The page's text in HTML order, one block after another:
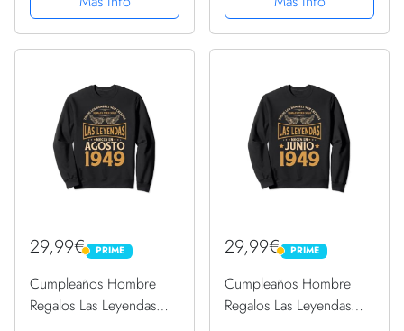
29,99€ PRIME
PRIME
Cumpleaños Hombre
Regalos Las Leyendas
29,99€ PRIME
PRIME
Cumpleaños Hombre
Regalos Las Leyendas